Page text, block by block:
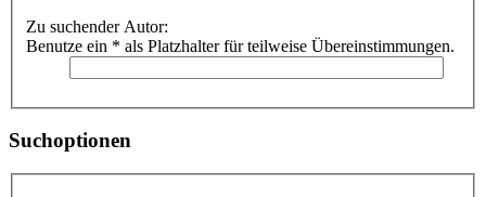
Zu suchender Autor:
Benutze ein * als Platzhalter für teilweise Übereinstimmungen.
Suchoptionen